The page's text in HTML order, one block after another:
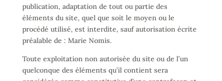
publication, adaptation de tout ou partie des
éléments du site, quel que soit le moyen ou le
procédé utilisé, est interdite, sauf autorisation écrite
préalable de : Marie Nomis.
Toute exploitation non autorisée du site ou de l’un
quelconque des éléments qu’il contient sera